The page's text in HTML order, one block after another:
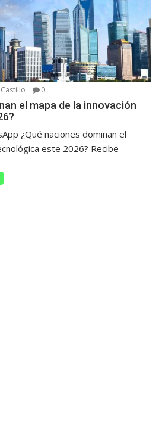
Castillo 0
el mapa de la innovación
¿Qué naciones dominan el
este 2026? Recibe